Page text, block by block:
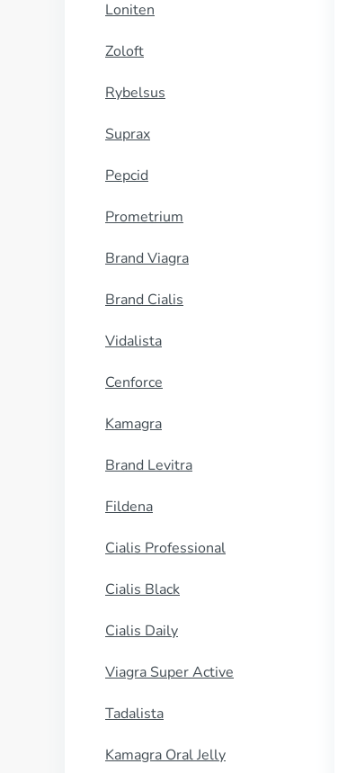
Loniten
Zoloft
Rybelsus
Suprax
Pepcid
Prometrium
Brand Viagra
Brand Cialis
Vidalista
Cenforce
Kamagra
Brand Levitra
Fildena
Cialis Professional
Cialis Black
Cialis Daily
Viagra Super Active
Tadalista
Kamagra Oral Jelly